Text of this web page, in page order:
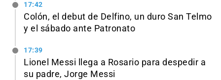
17:42
Colón, el debut de Delfino, un duro San Telmo
y el sábado ante Patronato
17:39
Lionel Messi llega a Rosario para despedir a
su padre, Jorge Messi